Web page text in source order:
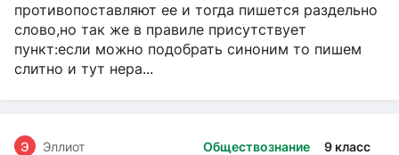
противопоставляют ее и тогда пишется раздельно
слово,но так же в правиле присутствует
пункт:если можно подобрать синоним то пишем
слитно и тут нера...
Обществознание 9 класс
Э Эллиот